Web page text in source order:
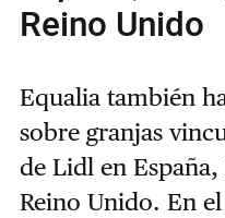
Reino Unido
Equalia también
sobre granjas
de Lidl en
Reino Unido. En